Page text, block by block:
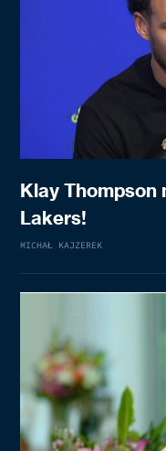
Klay Thompson
Lakers!
MICHAŁ KAJZEREK